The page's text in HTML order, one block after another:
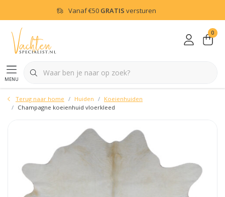
Vanaf€50 GRATIS versturen
menu
0
Terug naar home Huiden
Koeienhuiden
Champagne koeienhuid vloerkleed